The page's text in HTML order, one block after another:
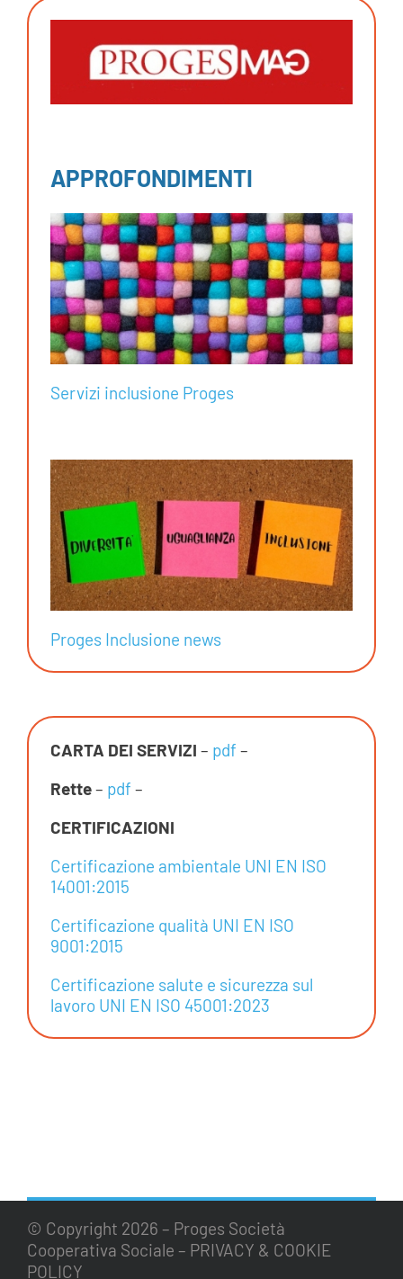
APPROFONDIMENTI
Servizi inclusione Proges
Proges Inclusione news
CARTA DEI SERVIZI – pdf –
Rette– pdf –
CERTIFICAZIONI
Certificazione ambientale UNI EN ISO
14001:2015
Certificazione qualità UNI EN ISO
9001:2015
Certificazione salute e sicurezza sul
lavoro UNI EN ISO 45001:2023
© Copyright 2026 – Proges Società
Cooperativa Sociale – PRIVACY & COOKIE
POLICY